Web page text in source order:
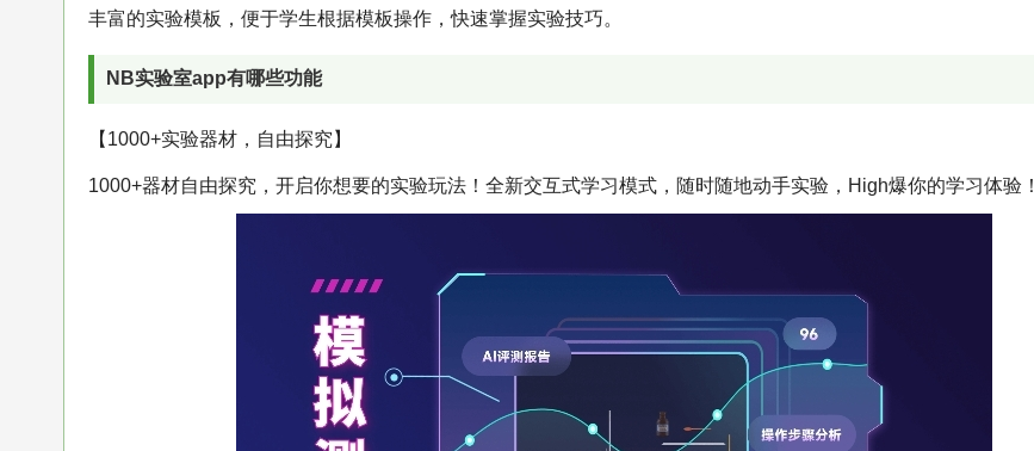
丰富的实验模板，便于学生根据模板操作，快速掌握实验技巧。
NB实验室app有哪些功能
【1000+实验器材，自由探究】
1000+器材自由探究，开启你想要的实验玩法！全新交互式学习模式，随时随地动手实验，High爆你的学习体验！